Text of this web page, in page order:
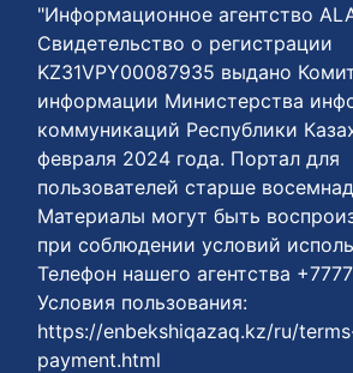
"Информационное агентство
Свидетельство о регистрации
KZ31VPY00087935 выдано
информации Министерства
коммуникаций Республики
февраля 2024 года. Портал для
пользователей старше
Материалы могут быть
при соблюдении условий
Телефон нашего агентства
Условия пользования:
https://enbekshiqazaq.kz/ru/
payment.html